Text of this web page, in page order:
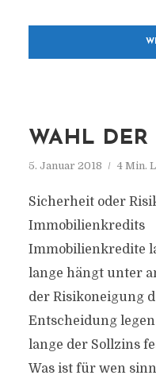
WAHL
5. Januar 2018 4 Min.
Sicherheit oder
Immobilienkredits
Immobilienkredite
lange hängt unter
der Risikoneigung
Entscheidung
lange der Sollzins
Was ist für wen